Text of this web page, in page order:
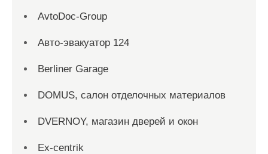
AvtoDoc-Group
Aвто-эвакуатор 124
Berliner Garage
DOMUS, салон отделочных материалов
DVERNOY, магазин дверей и окон
Ex-centrik